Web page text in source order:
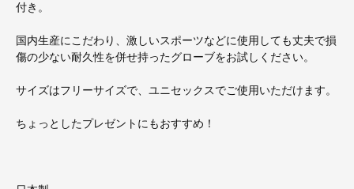
付き。
国内生産にこだわり、激しいスポーツなどに使用しても丈夫で損
傷の少ない耐久性を併せ持ったグローブをお試しください。
サイズはフリーサイズで、ユニセックスでご使用いただけます。
ちょっとしたプレゼントにもおすすめ！